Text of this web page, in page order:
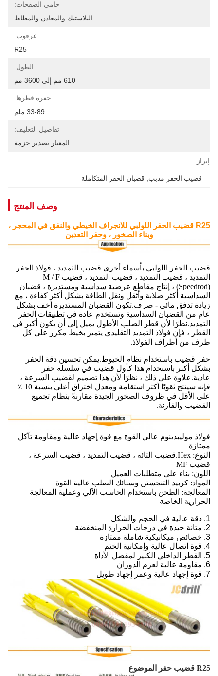
حامي الصفحات:
البلاستيك والمعادن والمطاط
عرقوب:
R25
الطول:
610 مم إلى 3600 مم
حفرة قطرها:
33-89 ملم
تفاصيل التغليف:
المعيار تصدير حزمة
إبراز:
قضيب الحفر مدبب, قضبان الحفر المتكاملة
وصف المنتج
R25 قضيب الحفر اللولبي للانجراف الخيطي والنفق في المحجر ،
وبناء الصخور ، وحفر التعدين
قضيب الحفر اللولبي بأسماء أخرى قضيب التمديد ، فولاذ الحفر
التمديد ، قضيب التمديد ، قضيب التمديد ، قضيب M / F
(Speedrod) ، إنتاج مقاطع عرضية سداسية ومستديرة ، قضبان
السداسية أكثر صلابة وأثقل ونقل الطاقة بشكل أكثر كفاءة ، مع
زيادة تدفق مائى - صرف.تكون القضبان المستديرة أخف بشكل
عام من القضبان السداسية وتستخدم عادة في تطبيقات الحفر
التمديد.نظرًا لأن قطر الصلب الأطول يميل إلى أن يكون أكبر في
القطر ، فإن فولاذ التمديد التقليدي يتميز بخيط مكرر على كل
طرف من أطراف الفولاذ.
حفر قضيب باستخدام نظام الخيوط.يمكن تحسين دقة الحفر
بشكل أكبر باستخدام هذا كأول قضيب في سلسلة حفر
عادية.علاوة على ذلك ، نظرًا لأن هذا تصميم لقضيب السرعة ،
فإنه سينتج ثقوبًا أكثر استقامة ومعدل اختراق أعلى بنسبة 10 ٪
على الأقل في ظروف الصخور الجيدة مقارنةً بنظام تجميع
القضيب والقارنة.
فولاذ موليبدينوم عالي القوة مع قوة إجهاد عالية ومقاومة تآكل
ممتازة
النوع: Hex.قضيب التائه ، قضيب التمديد ، قضيب السرعة ،
قضيب MF
اللون: بناء على متطلبات العميل
المواد: كربيد التنجستن وسبائك الصلب عالية القوة
المعالجة: الطحن باستخدام الحاسب الآلي وعملية المعالجة
الحرارية الخاصة
1. دقة عالية في الحجم والشكل
2. متانة جيدة في درجات الحرارة المنخفضة
3. خصائص ميكانيكية شاملة ممتازة
4. قوة اتصال عالية وإمكانية الختم
5. القطر الداخلي الكبير لمفصل الأداة
6. مقاومة عالية لعزم الدوران
7. قوة إجهاد عالية وعمر إجهاد طويل
R25 قضيب حفر الموضوع